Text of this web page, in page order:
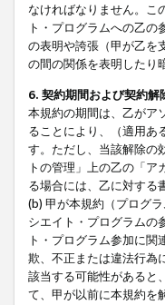
なければなりません。こ
ト・プログラムへの乙
の表明や誇張（甲が乙を
の間の関係を表明したり
6. 契約期間および契約解
本規約の期間は、乙がア
ることにより、（適用あ
す。ただし、当該解除の
トの管理」上の乙の「
る場合には、乙に対する
(b) 甲が本規約（プログ
シエイト・プログラムの
ト・プログラム参加に
欺、不正または違法行為
該当する可能性があると
て、甲が以前に本規約を